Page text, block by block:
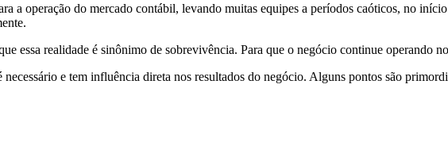
a operação do mercado contábil, levando muitas equipes a períodos caóticos, no
essa realidade é sinônimo de sobrevivência. Para que o negócio continue operando
e tem influência direta nos resultados do negócio. Alguns pontos são